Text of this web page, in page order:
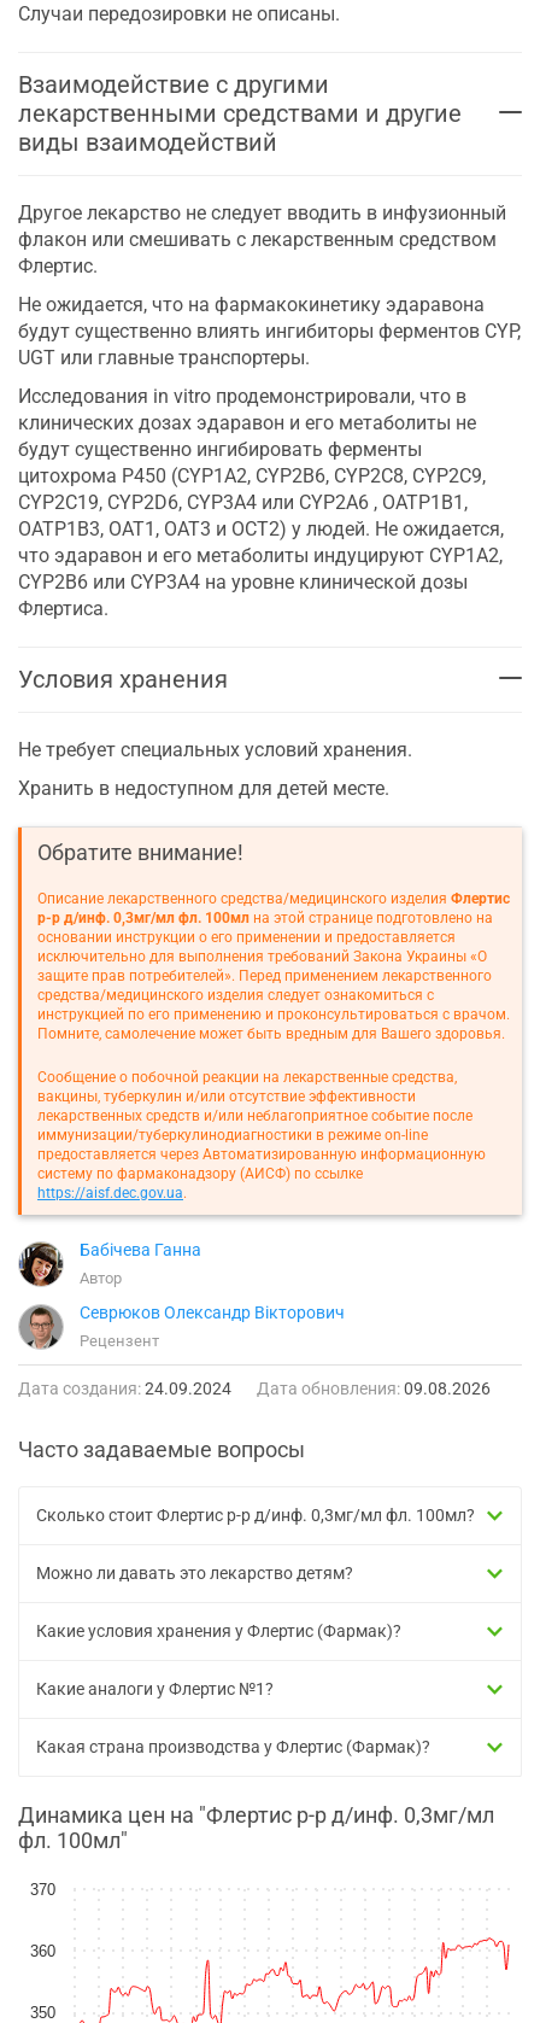
Случаи передозировки не описаны.
Взаимодействие с другими
лекарственными средствами и другие
виды взаимодействий
Другое лекарство не следует вводить в инфузионный
флакон или смешивать с лекарственным средством
Флертис.
Не ожидается, что на фармакокинетику эдаравона
будут существенно влиять ингибиторы ферментов CYP,
UGT или главные транспортеры.
Исследования in vitro продемонстрировали, что в
клинических дозах эдаравон и его метаболиты не
будут существенно ингибировать ферменты
цитохрома P450 (CYP1A2, CYP2B6, CYP2C8, CYP2C9,
CYP2C19, CYP2D6, CYP3A4 или CYP2A6 , OATP1B1,
OATP1B3, OAT1, OAT3 и OCT2) у людей. Не ожидается,
что эдаравон и его метаболиты индуцируют CYP1A2,
CYP2B6 или CYP3A4 на уровне клинической дозы
Флертиса.
Условия хранения
Не требует специальных условий хранения.
Хранить в недоступном для детей месте.
Обратите внимание!
Описание лекарственного средства/медицинского изделия Флертис
р-р д/инф. 0,3мг/мл фл. 100мл на этой странице подготовлено на
основании инструкции о его применении и предоставляется
исключительно для выполнения требований Закона Украины «О
защите прав потребителей». Перед применением лекарственного
средства/медицинского изделия следует ознакомиться с
инструкцией по его применению и проконсультироваться с врачом.
Помните, самолечение может быть вредным для Вашего здоровья.
Сообщение о побочной реакции на лекарственные средства,
вакцины, туберкулин и/или отсутствие эффективности
лекарственных средств и/или неблагоприятное событие после
иммунизации/туберкулинодиагностики в режиме on-line
предоставляется через Автоматизированную информационную
систему по фармаконадзору (АИСФ) по ссылке
https://aisf.dec.gov.ua.
Бабічева Ганна
Автор
Севрюков Олександр Вікторович
Рецензент
Дата создания:24.09.2024 Дата обновления:09.08.2026
Часто задаваемые вопросы
Сколько стоит Флертис р-р д/инф. 0,3мг/мл фл. 100мл?
Можно ли давать это лекарство детям?
Какие условия хранения у Флертис (Фармак)?
Какие аналоги у Флертис №1?
Какая страна производства у Флертис (Фармак)?
Динамика цен на "Флертис р-р д/инф. 0,3мг/мл
фл. 100мл"
350
360
370